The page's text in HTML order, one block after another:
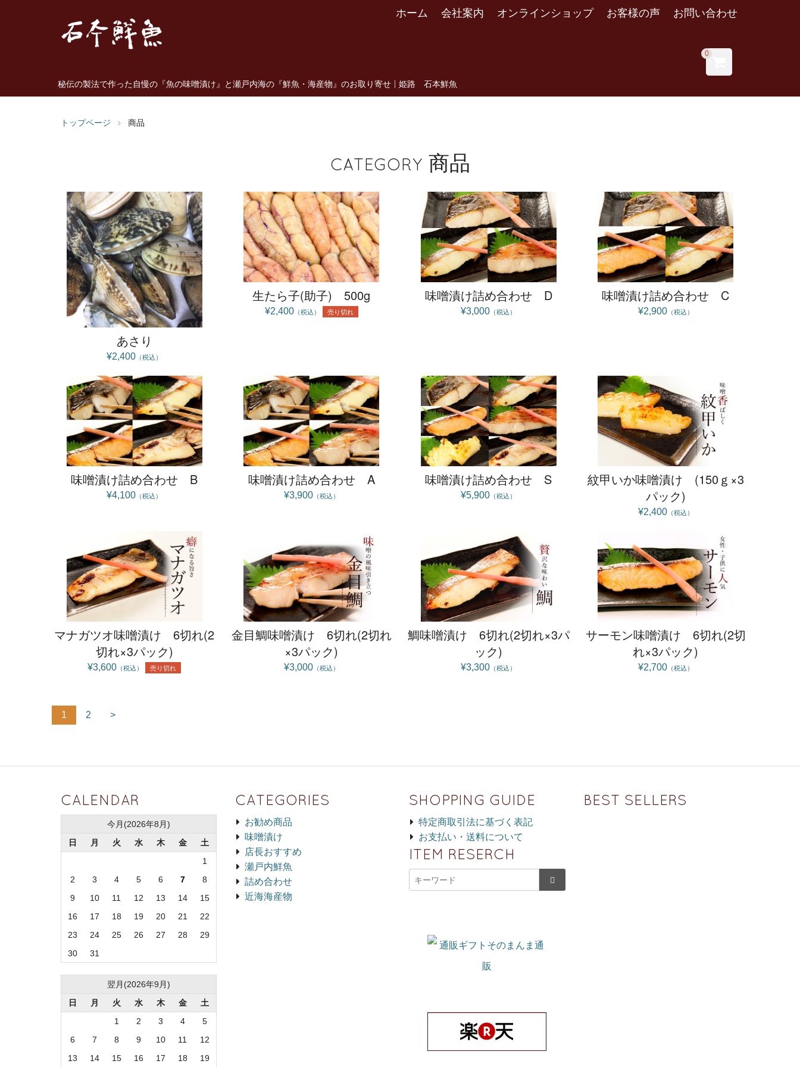
ホーム 会社案内 オンラインショップ お客様の声 お問い合わせ
0
秘伝の製法で作った自慢の『魚の味噌漬け』と瀬戸内海の『鮮魚・海産物』のお取り寄せ | 姫路 石本鮮魚
トップページ 商品
CATEGORY商品
あさり
¥2,400 （税込）
生たら子(助子) 500g
¥2,400（税込） 売り切れ
味噌漬け詰め合わせ D
¥3,000 （税込）
味噌漬け詰め合わせ C
¥2,900（税込）
味噌漬け詰め合わせ B
¥4,100 （税込）
味噌漬け詰め合わせ A
¥3,900（税込）
味噌漬け詰め合わせ S
¥5,900 （税込）
紋甲いか味噌漬け (150ｇ×3
パック)
¥2,400（税込）
マナガツオ味噌漬け 6切れ(2
切れ×3パック)
¥3,600 （税込） 売り切れ
金目鯛味噌漬け 6切れ(2切れ
×3パック)
¥3,000（税込）
鯛味噌漬け 6切れ(2切れ×3パ
ック)
¥3,300 （税込）
サーモン味噌漬け 6切れ(2切
れ×3パック)
¥2,700（税込）
1 2 >
CALENDAR
今月(2026年8月)
日
月 火 水 木 金
土
1
2
3 4 5 6 7
8
9
10 11 12 13 14
15
16
17 18 19 20 21
22
23
24 25 26 27 28
29
30
31
翌月(2026年9月)
日
月 火 水 木 金
土
1
2 3 4
5
6
7 8 9 10 11
12
13
14 15 16 17 18 19
CATEGORIES
お勧め商品
味噌漬け
店長おすすめ
瀬戸内鮮魚
詰め合わせ
近海海産物
SHOPPING GUIDE
特定商取引法に基づく表記
お支払い・送料について
ITEM RESERCH
BEST SELLERS